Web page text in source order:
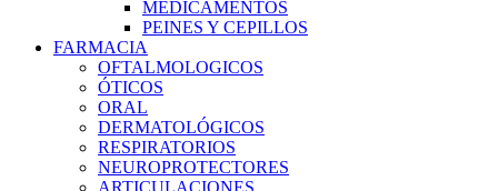
MEDICAMENTOS
PEINES Y CEPILLOS
FARMACIA
OFTALMOLOGICOS
ÓTICOS
ORAL
DERMATOLÓGICOS
RESPIRATORIOS
NEUROPROTECTORES
ARTICULACIONES